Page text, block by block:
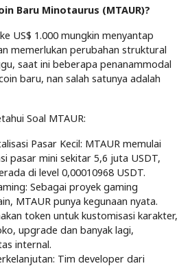
Baru Minotaurus (MTAUR)?
US$ 1.000 mungkin menyantap
memerlukan perubahan struktural
saat ini beberapa penanammodal
baru, nan salah satunya adalah
Soal MTAUR:
Pasar Kecil: MTAUR memulai
pasar mini sekitar 5,6 juta USDT,
di level 0,00010968 USDT.
Sebagai proyek gaming
MTAUR punya kegunaan nyata.
token untuk kustomisasi karakter,
upgrade dan banyak lagi,
internal.
Tim developer dari